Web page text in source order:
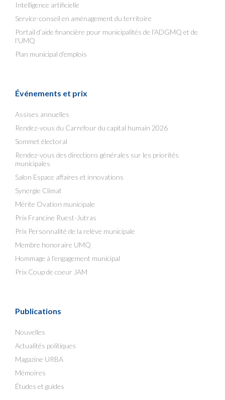
Intelligence artificielle
Service-conseil en aménagement du territoire
Portail d’aide financière pour municipalités de l’ADGMQ et de
l’UMQ
Plan municipal d’emplois
Événements et prix
Assises annuelles
Rendez-vous du Carrefour du capital humain 2026
Sommet électoral
Rendez-vous des directions générales sur les priorités
municipales
Salon Espace affaires et innovations
Synergie Climat
Mérite Ovation municipale
Prix Francine Ruest-Jutras
Prix Personnalité de la relève municipale
Membre honoraire UMQ
Hommage à l’engagement municipal
Prix Coup de coeur JAM
Publications
Nouvelles
Actualités politiques
Magazine URBA
Mémoires
Études et guides